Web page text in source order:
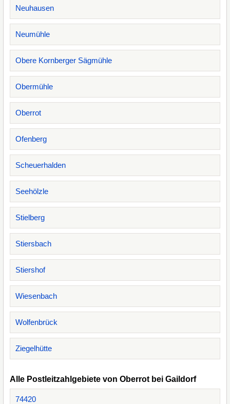
Neuhausen
Neumühle
Obere Kornberger Sägmühle
Obermühle
Oberrot
Ofenberg
Scheuerhalden
Seehölzle
Stielberg
Stiersbach
Stiershof
Wiesenbach
Wolfenbrück
Ziegelhütte
Alle Postleitzahlgebiete von Oberrot bei Gaildorf
74420